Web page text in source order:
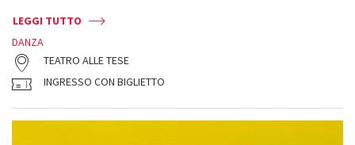
LEGGI TUTTO
DANZA
TEATRO ALLE TESE
INGRESSO CON BIGLIETTO